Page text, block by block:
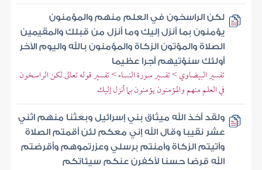
لكن الراسخون في العلم منهم والمؤمنون
يؤمنون بما أنزل إليك وما أنزل من قبلك والمقيمين
الصلاة والمؤتون الزكاة والمؤمنون بالله واليوم الآخر
أولئك سنؤتيهم أجرا عظيما
تفسير البيضاوي > تفسير سورة النساء > تفسير قوله تعالى لكن الراسخون
في العلم منهم والمؤمنون يؤمنون بما أنزل إليك
ولقد أخذ الله ميثاق بني إسرائيل وبعثنا منهم اثني
عشر نقيبا وقال الله إني معكم لئن أقمتم الصلاة
وآتيتم الزكاة وآمنتم برسلي وعزرتموهم وأقرضتم
الله قرضا حسنا لأكفرن عنكم سيئاتكم